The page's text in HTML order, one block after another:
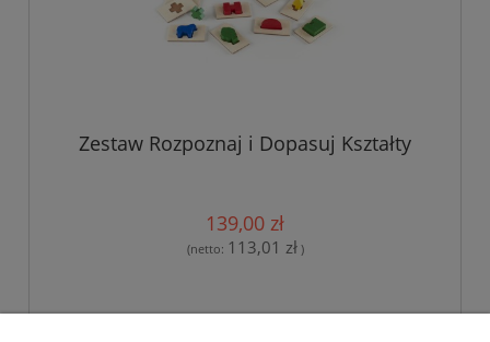
Zestaw Rozpoznaj i Dopasuj Kształty
139,00 zł
(netto: 113,01 zł)